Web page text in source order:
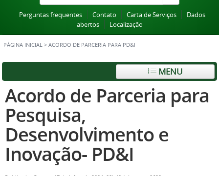
Perguntas frequentes Contato Carta de Serviços
Dados
abertos
Localização
PÁGINA INICIAL > ACORDO DE PARCERIA PARA PD&I
MENU
Acordo de Parceria para
Pesquisa,
Desenvolvimento e
Inovação- PD&I